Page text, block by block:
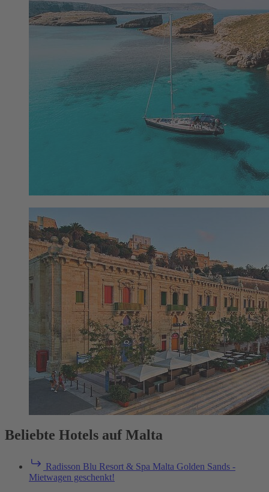
Beliebte Hotels auf Malta
Radisson Blu Resort & Spa Malta Golden Sands -
Mietwagen geschenkt!